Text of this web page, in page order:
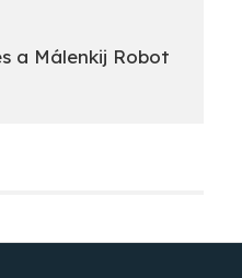
a Málenkij Robot